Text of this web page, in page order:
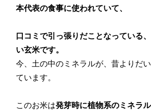
本代表の食事に使われていて、
口コミで引っ張りだことなっている
い玄米です。
今、土の中のミネラルが、昔よりだ
ています。
このお米は発芽時に植物系のミネラル